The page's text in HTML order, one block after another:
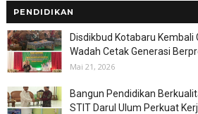
PENDIDIKAN
Disdikbud Kotabaru Kembali
Wadah Cetak Generasi
Mai 21, 2026
Bangun Pendidikan
STIT Darul Ulum Perkuat